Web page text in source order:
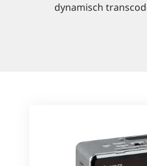
dynamisch